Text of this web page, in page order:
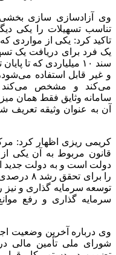
وی آزادسازی سازی بخشی
تناسب تسهیلات را یکی
تاکید کرد: یکی از مواردی
سند ۱۰ میلیاردی که تا
و غیر قابل استفاده
می‌کند و مشخص می‌کند
سامانه وثایق فقط همان
آن به عنوان وثیقه تعریف
کریمی ریزی اظهار کرد:
قانون مربوط به آن یکی
دولت است و به دولت جدید
را برای
توسعه سرمایه گذاری و
سرمایه گذاری و رفع
وی درباره آخرین وضعیت
شورای ملی تأمین مالی